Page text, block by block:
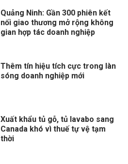
Quảng Ninh: Gần 300 phiên kết
nối giao thương mở rộng không
gian hợp tác doanh nghiệp
Thêm tín hiệu tích cực trong làn
sóng doanh nghiệp mới
Xuất khẩu tủ gỗ, tủ lavabo sang
Canada khó vì thuế tự vệ tạm
thời